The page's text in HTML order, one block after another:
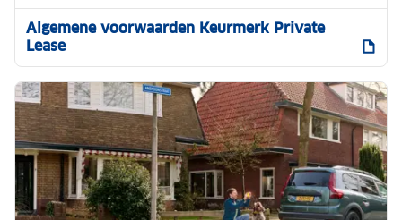
Algemene voorwaarden Keurmerk Private
Lease